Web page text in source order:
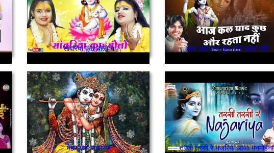
सांवरियां कुछ बोलो न आज कल याद कुछ और रहता नहीं
मेहर करो सांवरिया तरसी तरसी रे नजरिया आजा मनमोहना